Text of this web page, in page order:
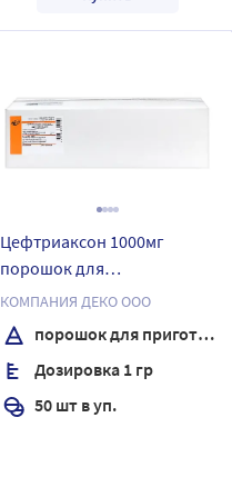
Цефтриаксон 1000мг
порошок для
приготовления раствора
для внутривенного и
внутримышечного
введения флакон 50 шт.
КОМПАНИЯ ДЕКО ООО
порошок для приготовления раствора для внутривенного и внутримышечного введения
Дозировка 1 гр
50 шт в уп.